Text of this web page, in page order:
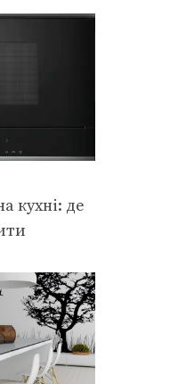
кухні: де